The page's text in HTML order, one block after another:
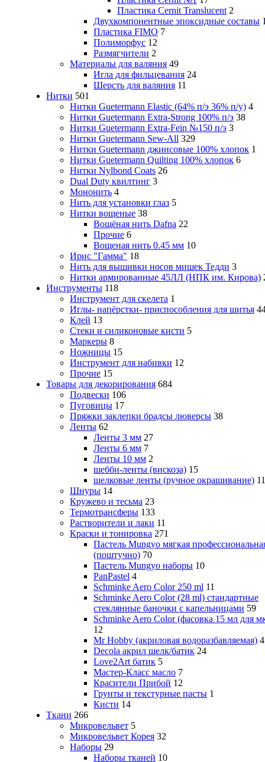
Пластика Cernit Translucent 2
Двухкомпонентные эпоксидные составы
Пластика FIMO 7
Полиморфус 12
Размягчители 2
Материалы для валяния 49
Игла для фильцевания 24
Шерсть для валяния 11
Нитки 501
Нитки Guetermann Elastic (64% п/э 36% п/у) 4
Нитки Guetermann Extra-Strong 100% п/э 38
Нитки Guetermann Extra-Fein №150 п/э 3
Нитки Guetermann Sew-All 329
Нитки Guetermann джинсовые 100% хлопок 1
Нитки Guetermann Quilting 100% хлопок 6
Нитки Nylbond Coats 26
Dual Duty квилтинг 3
Мононить 4
Нить для установки глаз 5
Нитки вощеные 38
Вощёная нить Dafna 22
Прочие 6
Вощеная нить 0.45 мм 10
Ирис "Гамма" 18
Нить для вышивки носов мишек Тедди 3
Нитки армированные 45ЛЛ (НПК им. Кирова)
Инструменты 118
Инструмент для скелета 1
Иглы- напёрстки- приспособления для шитья
Клей 13
Стеки и силиконовые кисти 5
Маркеры 8
Ножницы 15
Инструмент для набивки 12
Прочие 15
Товары для декорирования 684
Подвески 106
Пуговицы 17
Пряжки заклепки брадсы люверсы 38
Ленты 62
Ленты 3 мм 27
Ленты 6 мм 7
Ленты 10 мм 2
шебби-ленты (вискоза) 15
шелковые ленты (ручное окрашивание) 11
Шнуры 14
Кружево и тесьма 23
Термотрансферы 133
Растворители и лаки 11
Краски и тонировка 271
Пастель Mungyo мягкая
(поштучно) 70
Пастель Mungyo наборы 10
PanPastel 4
Schminke Aero Color 250 ml 11
Schminke Aero Color (28 ml) стандартные
стеклянные баночки с капельницами 59
Schminke Aero Color (фасовка 15 мл для
12
Mr Hobby (акриловая водоразбавляемая)
Decola акрил шелк/батик 24
Love2Art батик 5
Мастер-Класс масло 7
Красители Прибой 12
Грунты и текстурные пасты 1
Кисти 14
Ткани 266
Микровельвет 5
Микровельвет Корея 32
Наборы 29
Наборы тканей 10